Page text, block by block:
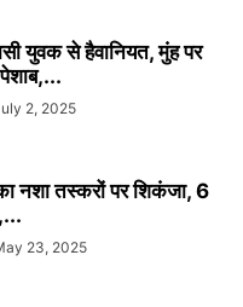
युवक से हैवानियत, मुंह पर
2, 2025
नशा तस्करों पर शिकंजा, 6
23, 2025